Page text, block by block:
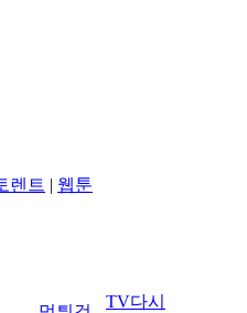
렌트 | 웹툰
TV다시